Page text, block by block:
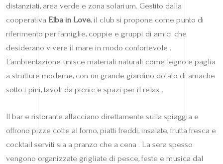
distanziati, area verde e zona solarium. Gestito dalla
cooperativa Elba in Love, il club si propone come punto di
riferimento per famiglie, coppie e gruppi di amici che
desiderano vivere il mare in modo confortevole .
L’ambientazione unisce materiali naturali come legno e paglia
a strutture moderne, con un grande giardino dotato di amache
sotto i pini, tavoli da picnic e spazi per il relax .
Il bar e ristorante affacciano direttamente sulla spiaggia e
offrono pizze cotte al forno, piatti freddi, insalate, frutta fresca e
cocktail serviti sia a pranzo che a cena . La sera spesso
vengono organizzate grigliate di pesce, feste e musica dal